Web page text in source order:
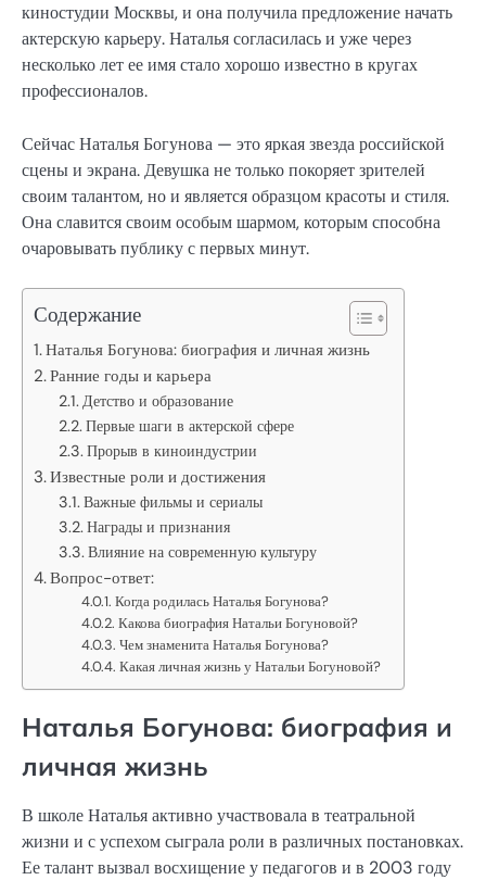
киностудии Москвы, и она получила предложение начать
актерскую карьеру. Наталья согласилась и уже через
несколько лет ее имя стало хорошо известно в кругах
профессионалов.
Сейчас Наталья Богунова — это яркая звезда российской
сцены и экрана. Девушка не только покоряет зрителей
своим талантом, но и является образцом красоты и стиля.
Она славится своим особым шармом, которым способна
очаровывать публику с первых минут.
Содержание
Наталья Богунова: биография и личная жизнь
Ранние годы и карьера
Детство и образование
Первые шаги в актерской сфере
Прорыв в киноиндустрии
Известные роли и достижения
Важные фильмы и сериалы
Награды и признания
Влияние на современную культуру
Вопрос-ответ:
Когда родилась Наталья Богунова?
Какова биография Натальи Богуновой?
Чем знаменита Наталья Богунова?
Какая личная жизнь у Натальи Богуновой?
Наталья Богунова: биография и
личная жизнь
В школе Наталья активно участвовала в театральной
жизни и с успехом сыграла роли в различных постановках.
Ее талант вызвал восхищение у педагогов и в 2003 году